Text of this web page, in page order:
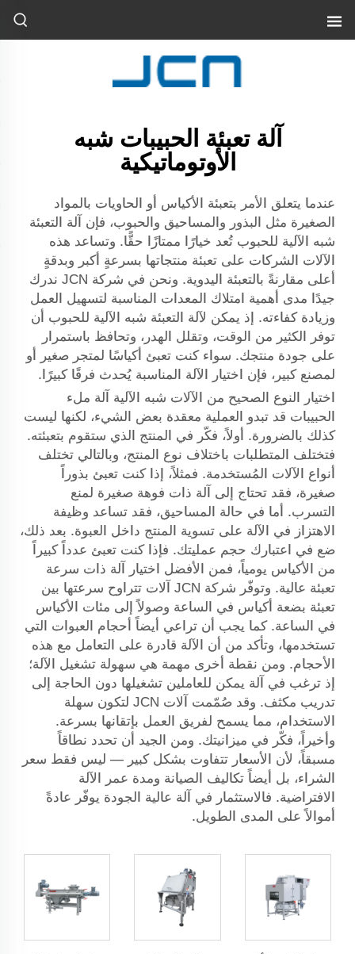
آلة تعبئة الحبيبات شبه
الأوتوماتيكية
عندما يتعلق الأمر بتعبئة الأكياس أو الحاويات بالمواد
الصغيرة مثل البذور والمساحيق والحبوب، فإن آلة التعبئة
شبه الآلية للحبوب تُعد خيارًا ممتازًا حقًّا. وتساعد هذه
الآلات الشركات على تعبئة منتجاتها بسرعةٍ أكبر وبدقةٍ
أعلى مقارنةً بالتعبئة اليدوية. ونحن في شركة JCN ندرك
جيدًا مدى أهمية امتلاك المعدات المناسبة لتسهيل العمل
وزيادة كفاءته. إذ يمكن لآلة التعبئة شبه الآلية للحبوب أن
توفر الكثير من الوقت، وتقلل الهدر، وتحافظ باستمرار
على جودة منتجك. سواء كنت تعبئ أكياسًا لمتجر صغير أو
لمصنع كبير، فإن اختيار الآلة المناسبة يُحدث فرقًا كبيرًا.
اختيار النوع الصحيح من الآلات شبه الآلية
آلة ملء
الحبيبات قد تبدو العملية معقدة بعض الشيء، لكنها ليست
كذلك بالضرورة. أولاً، فكّر في المنتج الذي ستقوم بتعبئته.
فتختلف المتطلبات باختلاف نوع المنتج، وبالتالي تختلف
أنواع الآلات المُستخدمة. فمثلاً، إذا كنت تعبئ بذوراً
صغيرة، فقد تحتاج إلى آلة ذات فوهة صغيرة لمنع
التسرب. أما في حالة المساحيق، فقد تساعد وظيفة
الاهتزاز في الآلة على تسوية المنتج داخل العبوة. بعد ذلك،
ضع في اعتبارك حجم عمليتك. فإذا كنت تعبئ عدداً كبيراً
من الأكياس يومياً، فمن الأفضل اختيار آلة ذات سرعة
تعبئة عالية. وتوفّر شركة JCN آلات تتراوح سرعتها بين
تعبئة بضعة أكياس في الساعة وصولاً إلى مئات الأكياس
في الساعة. كما يجب أن تراعي أيضاً أحجام العبوات التي
تستخدمها، وتأكد من أن الآلة قادرة على التعامل مع هذه
الأحجام. ومن نقطة أخرى مهمة هي سهولة تشغيل الآلة؛
إذ ترغب في آلة يمكن للعاملين تشغيلها دون الحاجة إلى
تدريب مكثف. وقد صُمّمت آلات JCN لتكون سهلة
الاستخدام، مما يسمح لفريق العمل بإتقانها بسرعة.
وأخيراً، فكّر في ميزانيتك. ومن الجيد أن تحدد نطاقاً
مسبقاً، لأن الأسعار تتفاوت بشكل كبير — ليس فقط سعر
الشراء، بل أيضاً تكاليف الصيانة ومدة عمر الآلة
الافتراضية. فالاستثمار في آلة عالية الجودة يوفّر عادةً
أموالاً على المدى الطويل.